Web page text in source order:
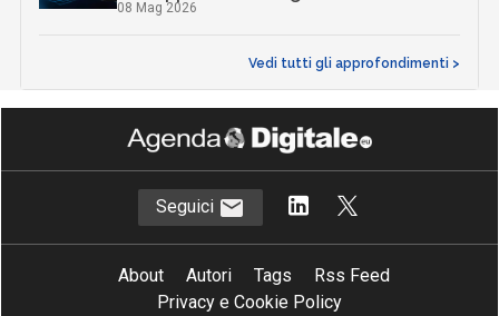
08 Mag 2026
Vedi tutti gli approfondimenti >
Seguici
About Autori Tags
Rss Feed
Privacy e Cookie Policy